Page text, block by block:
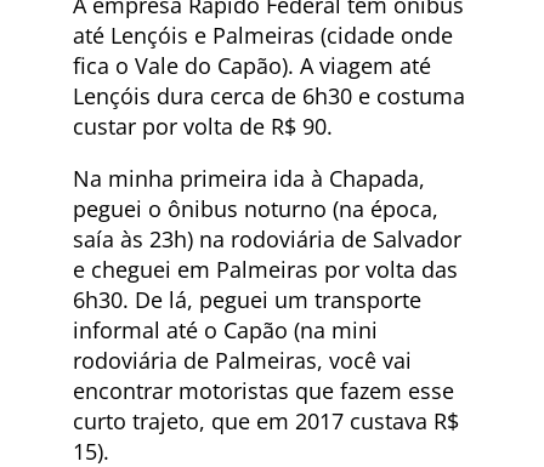
até Lençóis e Palmeiras (cidade onde
fica o Vale do Capão). A viagem até
Lençóis dura cerca de 6h30 e costuma
custar por volta de R$ 90.
Na minha primeira ida à Chapada,
peguei o ônibus noturno (na época,
saía às 23h) na rodoviária de Salvador
e cheguei em Palmeiras por volta das
6h30. De lá, peguei um transporte
informal até o Capão (na mini
rodoviária de Palmeiras, você vai
encontrar motoristas que fazem esse
curto trajeto, que em 2017 custava R$
15).